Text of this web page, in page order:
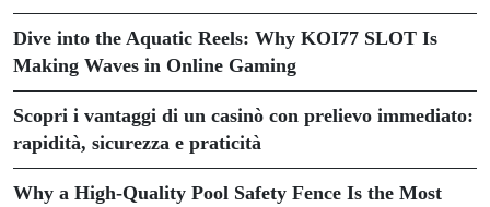
Dive into the Aquatic Reels: Why KOI77 SLOT Is
Making Waves in Online Gaming
Scopri i vantaggi di un casinò con prelievo immediato:
rapidità, sicurezza e praticità
Why a High-Quality Pool Safety Fence Is the Most